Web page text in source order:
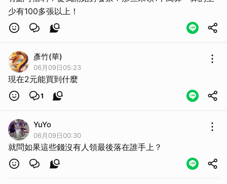
少有100多張以上！
彥竹(華)
06月09日05:23
現在2元能買到什麼
1
YuYo
06月09日00:30
就問如果這些錢沒有人領最後落在誰手上？